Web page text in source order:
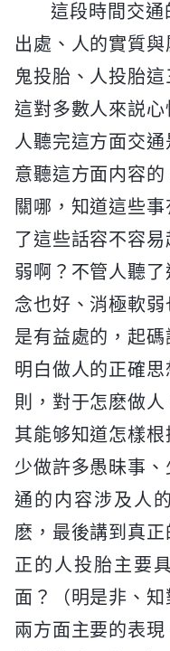
這段時間交通
出處、人的實質
鬼投胎、人投胎
這對多數人來説
人聽完這方面交
意聽這方面内容
關哪，知道這些
了這些話容不容
弱啊？不管人聽
念也好、消極軟
是有益處的，起碼
明白做人的正確
則，對于怎麽做
其能够知道怎樣
少做許多愚昧事
通的内容涉及人
麽，最後講到真
正的人投胎主要
面？（明是非、
兩方面主要的表